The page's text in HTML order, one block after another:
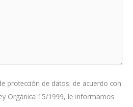
protección de datos: de acuerdo con
Orgánica 15/1999, le informamos